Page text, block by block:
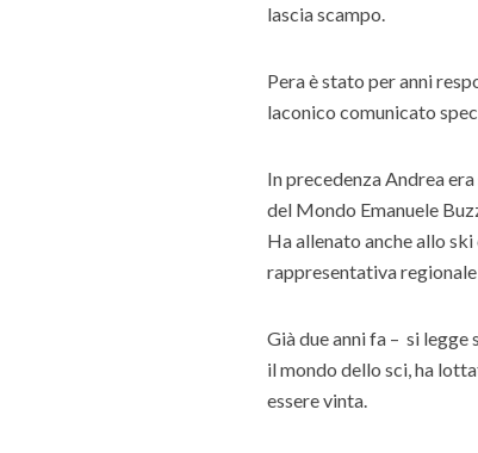
lascia scampo.
Pera è stato per anni
laconico comunicato
In precedenza Andrea
del Mondo Emanuele
Ha allenato anche allo
rappresentativa regionale
Già due anni fa – si legge
il mondo dello sci, ha
essere vinta.